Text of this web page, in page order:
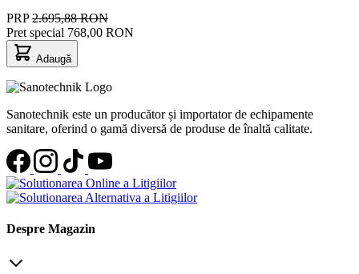
PRP 2.695,88 RON
Pret special 768,00 RON
Adaugă
Sanotechnik este un producător și importator de echipamente
sanitare, oferind o gamă diversă de produse de înaltă calitate.
Despre Magazin